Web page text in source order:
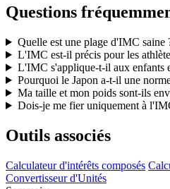
Questions
Quelle est une plage d'IMC saine
L'IMC est-il précis pour les
L'IMC s'applique-t-il aux enfants
Pourquoi le Japon a-t-il une
Ma taille et mon poids sont-ils
Dois-je me fier uniquement à
Outils associés
Calculateur d'intérêts composés
Convertisseur d'Unités